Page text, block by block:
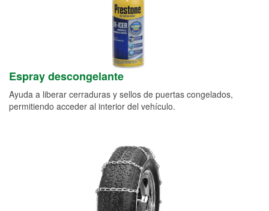
Espray descongelante
Ayuda a liberar cerraduras y sellos de puertas congelados,
permitiendo acceder al interior del vehículo.